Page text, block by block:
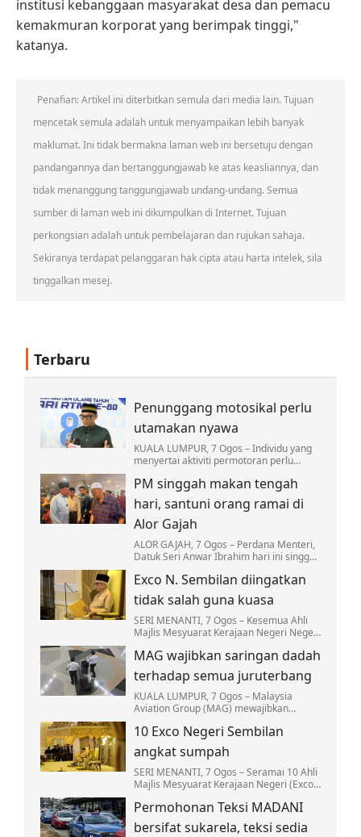
institusi kebanggaan masyarakat desa dan pemacu
kemakmuran korporat yang berimpak tinggi,"
katanya.
Penafian: Artikel ini diterbitkan semula dari media lain. Tujuan
mencetak semula adalah untuk menyampaikan lebih banyak
maklumat. Ini tidak bermakna laman web ini bersetuju dengan
pandangannya dan bertanggungjawab ke atas keasliannya, dan
tidak menanggung tanggungjawab undang-undang. Semua
sumber di laman web ini dikumpulkan di Internet. Tujuan
perkongsian adalah untuk pembelajaran dan rujukan sahaja.
Sekiranya terdapat pelanggaran hak cipta atau harta intelek, sila
tinggalkan mesej.
Terbaru
Penunggang motosikal perlu
utamakan nyawa
KUALA LUMPUR, 7 Ogos – Individu yang
menyertai aktiviti permotoran perlu
Nafs dengan memastikan hobi
berkenaan tidak…
PM singgah makan tengah
hari, santuni orang ramai di
Alor Gajah
ALOR GAJAH, 7 Ogos – Perdana Menteri,
Datuk Seri Anwar Ibrahim hari ini singgah
sini kira-kira 12.30 tengah hari.
Exco N. Sembilan diingatkan
tidak salah guna kuasa
SERI MENANTI, 7 Ogos – Kesemua Ahli
Majlis Mesyuarat Kerajaan Negeri Negeri
supaya tidak sesekali menyalahguna
kuasa…
MAG wajibkan saringan dadah
terhadap semua juruterbang
KUALA LUMPUR, 7 Ogos – Malaysia
Aviation Group (MAG) mewajibkan
juruterbang di bawah syarikat
penerbangannya bagi memperkukuh…
10 Exco Negeri Sembilan
angkat sumpah
SERI MENANTI, 7 Ogos – Seramai 10 Ahli
Majlis Mesyuarat Kerajaan Negeri (Exco)
jawatan hari ini bagi melengkapkan
barisan…
Permohonan Teksi MADANI
bersifat sukarela, teksi sedia